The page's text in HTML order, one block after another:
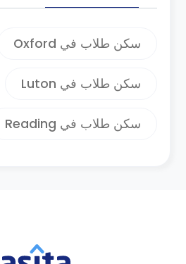
سكن طلاب في Oxford
سكن طلاب في Luton
سكن طلاب في Reading